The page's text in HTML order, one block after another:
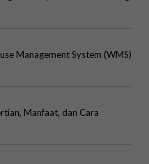
Management System (WMS)
Manfaat, dan Cara